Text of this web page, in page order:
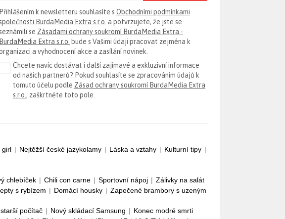
Přihlášením k newsletteru souhlasíte s Obchodními podmínkami
BurdaMedia Extra s.r.o. a potvrzujete, že jste se
se Zásadami ochrany soukromí BurdaMedia Extra -
BurdaMedia Extra s.r.o. bude s Vašimi údaji pracovat zejména k
a vyhodnocení akce a zasílání novinek.
Chcete navíc dostávat i další zajímavé a exkluzivní informace
od našich partnerů? Pokud souhlasíte se zpracováním údajů k
tomuto účelu podle Zásad ochrany soukromí BurdaMedia Extra
s.r.o. , zaškrtněte toto pole.
girl | Nejtěžší české jazykolamy | Láska a vztahy | Kulturní tipy |
chlebíček | Chili con carne | Sportovní nápoj | Zálivky na salát
s rybízem | Domácí housky | Zapečené brambory s uzeným
počítač | Nový skládací Samsung | Konec modré smrti